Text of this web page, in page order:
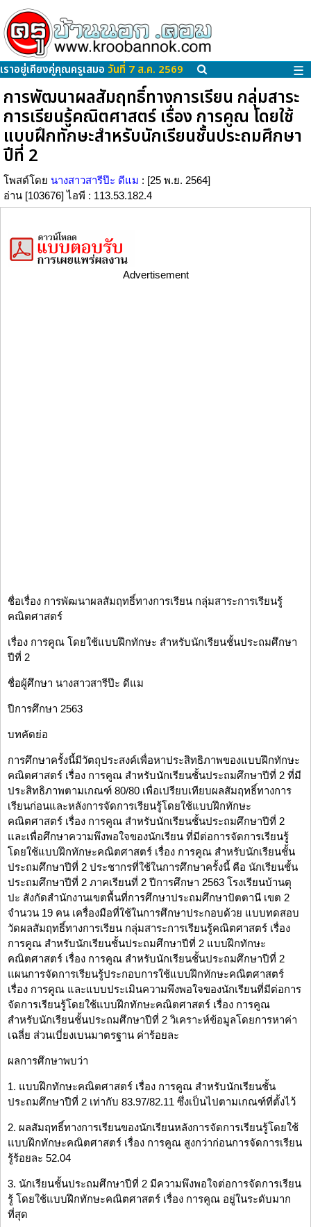
เราอยู่เคียงคู่คุณครูเสมอ วันที่ 7 ส.ค. 2569 ☰
การพัฒนาผลสัมฤทธิ์ทางการเรียน กลุ่มสาระ
การเรียนรู้คณิตศาสตร์ เรื่อง การคูณ โดยใช้
แบบฝึกทักษะสำหรับนักเรียนชั้นประถมศึกษา
ปีที่ 2
โพสต์โดย นางสาวสารีป๊ะ ดีแม : [25 พ.ย. 2564]
อ่าน [103676] ไอพี : 113.53.182.4
Advertisement
ชื่อเรื่อง การพัฒนาผลสัมฤทธิ์ทางการเรียน กลุ่มสาระการเรียนรู้
คณิตศาสตร์
เรื่อง การคูณ โดยใช้แบบฝึกทักษะ สำหรับนักเรียนชั้นประถมศึกษา
ปีที่ 2
ชื่อผู้ศึกษา นางสาวสารีป๊ะ ดีแม
ปีการศึกษา 2563
บทคัดย่อ
การศึกษาครั้งนี้มีวัตถุประสงค์เพื่อหาประสิทธิภาพของแบบฝึกทักษะ
คณิตศาสตร์ เรื่อง การคูณ สำหรับนักเรียนชั้นประถมศึกษาปีที่ 2 ที่มี
ประสิทธิภาพตามเกณฑ์ 80/80 เพื่อเปรียบเทียบผลสัมฤทธิ์ทางการ
เรียนก่อนและหลังการจัดการเรียนรู้โดยใช้แบบฝึกทักษะ
คณิตศาสตร์ เรื่อง การคูณ สำหรับนักเรียนชั้นประถมศึกษาปีที่ 2
และเพื่อศึกษาความพึงพอใจของนักเรียน ที่มีต่อการจัดการเรียนรู้
โดยใช้แบบฝึกทักษะคณิตศาสตร์ เรื่อง การคูณ สำหรับนักเรียนชั้น
ประถมศึกษาปีที่ 2 ประชากรที่ใช้ในการศึกษาครั้งนี้ คือ นักเรียนชั้น
ประถมศึกษาปีที่ 2 ภาคเรียนที่ 2 ปีการศึกษา 2563 โรงเรียนบ้านตุ
ปะ สังกัดสำนักงานเขตพื้นที่การศึกษาประถมศึกษาปัตตานี เขต 2
จำนวน 19 คน เครื่องมือที่ใช้ในการศึกษาประกอบด้วย แบบทดสอบ
วัดผลสัมฤทธิ์ทางการเรียน กลุ่มสาระการเรียนรู้คณิตศาสตร์ เรื่อง
การคูณ สำหรับนักเรียนชั้นประถมศึกษาปีที่ 2 แบบฝึกทักษะ
คณิตศาสตร์ เรื่อง การคูณ สำหรับนักเรียนชั้นประถมศึกษาปีที่ 2
แผนการจัดการเรียนรู้ประกอบการใช้แบบฝึกทักษะคณิตศาสตร์
เรื่อง การคูณ และแบบประเมินความพึงพอใจของนักเรียนที่มีต่อการ
จัดการเรียนรู้โดยใช้แบบฝึกทักษะคณิตศาสตร์ เรื่อง การคูณ
สำหรับนักเรียนชั้นประถมศึกษาปีที่ 2 วิเคราะห์ข้อมูลโดยการหาค่า
เฉลี่ย ส่วนเบี่ยงเบนมาตรฐาน ค่าร้อยละ
ผลการศึกษาพบว่า
1. แบบฝึกทักษะคณิตศาสตร์ เรื่อง การคูณ สำหรับนักเรียนชั้น
ประถมศึกษาปีที่ 2 เท่ากับ 83.97/82.11 ซึ่งเป็นไปตามเกณฑ์ที่ตั้งไว้
2. ผลสัมฤทธิ์ทางการเรียนของนักเรียนหลังการจัดการเรียนรู้โดยใช้
แบบฝึกทักษะคณิตศาสตร์ เรื่อง การคูณ สูงกว่าก่อนการจัดการเรียน
รู้ร้อยละ 52.04
3. นักเรียนชั้นประถมศึกษาปีที่ 2 มีความพึงพอใจต่อการจัดการเรียน
รู้ โดยใช้แบบฝึกทักษะคณิตศาสตร์ เรื่อง การคูณ อยู่ในระดับมาก
ที่สุด